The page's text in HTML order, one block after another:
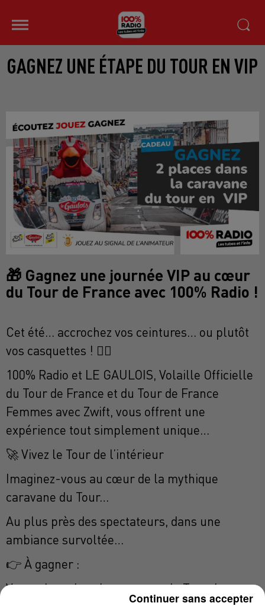
GAGNEZ UNE ÉTAPE DU TOUR EN VIP
🎁 Gagnez une journée VIP au cœur
du Tour de France avec 100% Radio !
Cet été… accrochez vos ceintures… ou plutôt
vos casquettes ! 🚴‍♂️
100% Radio et LE GAULOIS, Volaille Officielle
du Tour de France et du Tour de France
Femmes avec Zwift, vous offrent une
expérience tout simplement unique…
🚀 Vivez le Tour de l’intérieur
Imaginez-vous au cœur de la mythique
caravane du Tour…
Au plus près des spectateurs, dans une
ambiance survoltée…
👉 À gagner :
Votre place dans la caravane du Tour de
Continuer sans accepter